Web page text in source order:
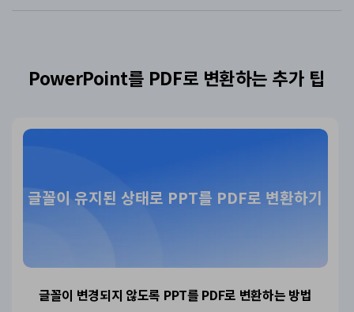
PowerPoint를 PDF로 변환하는 추가 팁
글꼴이 유지된 상태로 PPT를 PDF로 변환하기
글꼴이 변경되지 않도록 PPT를 PDF로 변환하는 방법